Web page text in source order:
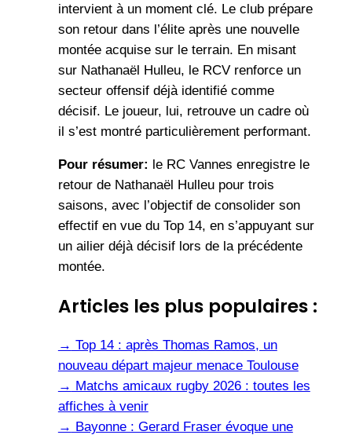
intervient à un moment clé. Le club prépare
son retour dans l’élite après une nouvelle
montée acquise sur le terrain. En misant
sur Nathanaël Hulleu, le RCV renforce un
secteur offensif déjà identifié comme
décisif. Le joueur, lui, retrouve un cadre où
il s’est montré particulièrement performant.
Pour résumer: le RC Vannes enregistre le
retour de Nathanaël Hulleu pour trois
saisons, avec l’objectif de consolider son
effectif en vue du Top 14, en s’appuyant sur
un ailier déjà décisif lors de la précédente
montée.
Articles les plus populaires :
→ Top 14 : après Thomas Ramos, un
nouveau départ majeur menace Toulouse
→ Matchs amicaux rugby 2026 : toutes les
affiches à venir
→ Bayonne : Gerard Fraser évoque une